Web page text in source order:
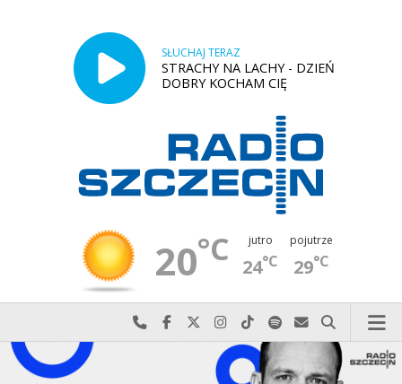
SŁUCHAJ TERAZ
STRACHY NA LACHY - DZIEŃ
DOBRY KOCHAM CIĘ
20°C jutro
24°C
pojutrze
29°C
Najlepiej po prostu do nas zadzwoń
Odwiedź nas na Facebook-u
Odwiedź nas na X
Odwiedź nas na Instagram-ie
Odwiedź nas na TikTok-u
Szukaj nas na Spotify
Wyślij do nas
Szukaj